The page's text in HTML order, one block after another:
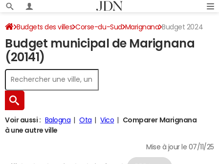
Budgets des villes Corse-du-Sud Marignana Budget 2024
Budget municipal de Marignana
(20141)
Voir aussi : Balogna Ota Vico
Comparer Marignana
à une autre ville
Mise à jour le 07/11/25